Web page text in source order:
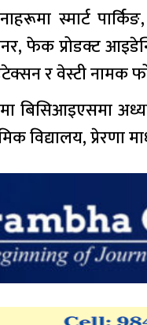
स्मार्ट
फेक प्रोडक्ट
र वेस्टी नामक
बिसिआइएसमा
विद्यालय, प्रेरणा